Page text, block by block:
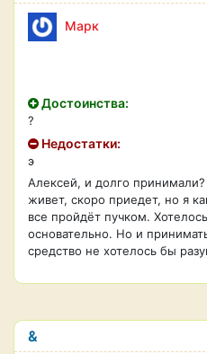
Марк
Достоинства:
?
Недостатки:
э
Алексей, и долго
живет, скоро приедет, но я
все пройдёт пучком.
основательно. Но и
средство не хотелось бы
&